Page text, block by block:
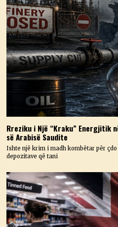
Rreziku i Një “Kraku” Energjitik
së Arabisë Saudite
Ishte një krim i madh kombëtar për
depozitave që tani